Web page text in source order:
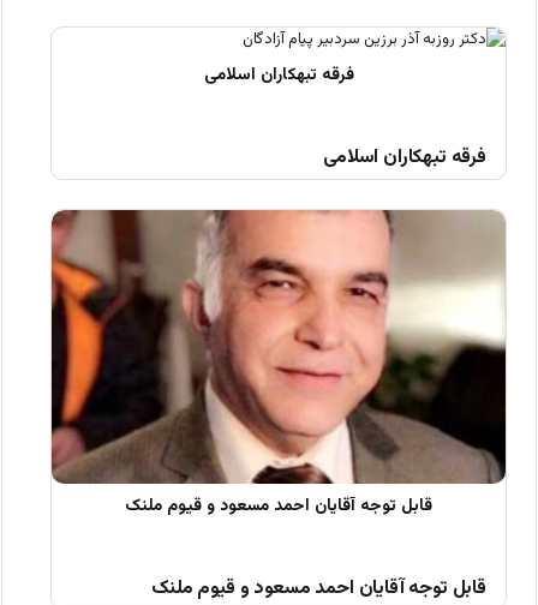
فرقه تبهکاران اسلامی
قابل توجه آقایان احمد مسعود و قیوم ملنک